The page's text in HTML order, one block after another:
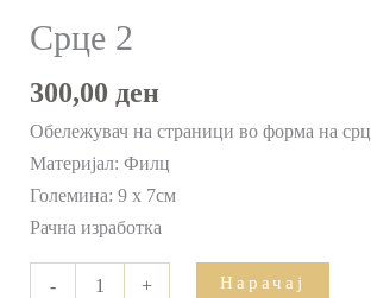
Срце 2
300,00 ден
Обележувач на страници во форма на
Материјал: Филц
Големина: 9 х 7см
Рачна изработка
- + Нарачај